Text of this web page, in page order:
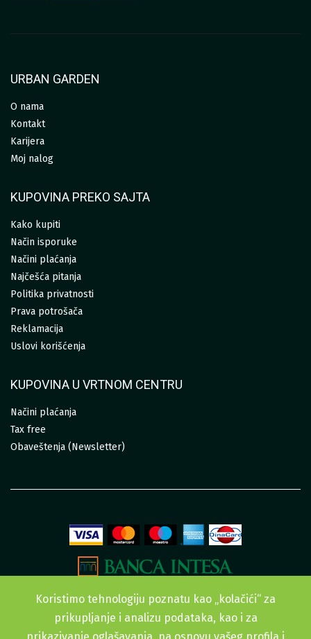
URBAN GARDEN
O nama
Kontakt
Karijera
Moj nalog
KUPOVINA PREKO SAJTA
Kako kupiti
Način isporuke
Načini plaćanja
Najčešća pitanja
Politika privatnosti
Prava potrošača
Reklamacija
Uslovi korišćenja
KUPOVINA U VRTNOM CENTRU
Načini plaćanja
Tax free
Obaveštenja (Newsletter)
Koristimo tehnologiju poznatu kao „kolačići“ za
prikupljanje i analizu podataka, kao i za